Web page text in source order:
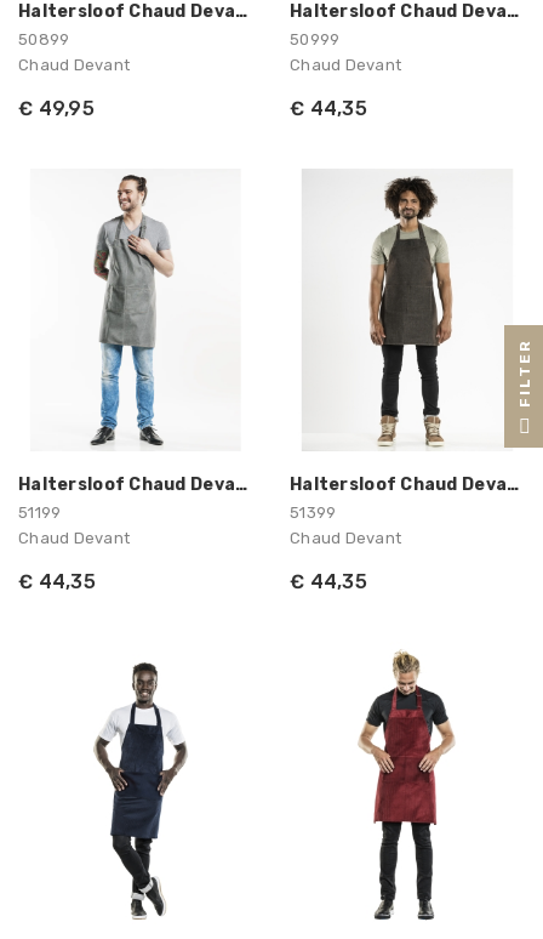
Haltersloof Chaud Devant
50899
Chaud Devant
€ 49,95
Haltersloof Chaud Devant
50999
Chaud Devant
€ 44,35
Haltersloof Chaud Devant
51199
Chaud Devant
€ 44,35
Haltersloof Chaud Devant
51399
Chaud Devant
€ 44,35
R